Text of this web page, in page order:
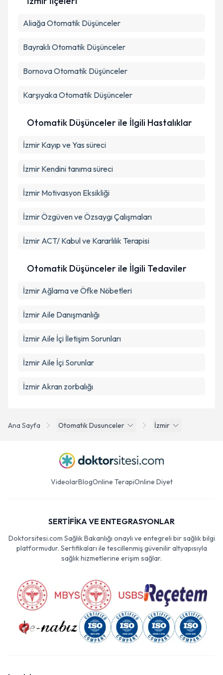
Ana Sayfa Otomatik Dusunceler İzmir
AliağaOtomatik Düşünceler
BayraklıOtomatik Düşünceler
BornovaOtomatik Düşünceler
KarşıyakaOtomatik Düşünceler
Otomatik Düşünceler ile İlgili Hastalıklar
İzmir Kayıp ve Yas süreci
İzmir Kendini tanıma süreci
İzmir Motivasyon Eksikliği
İzmir Özgüven ve Özsaygı Çalışmaları
İzmir ACT/ Kabul ve Kararlılık Terapisi
Otomatik Düşünceler ile İlgili Tedaviler
İzmir Ağlama ve Öfke Nöbetleri
İzmir Aile Danışmanlığı
İzmir Aile İçi İletişim Sorunları
İzmir Aile İçi Sorunlar
İzmir Akran zorbalığı
VideolarBlogOnline TerapiOnline Diyet
SERTİFİKA VE ENTEGRASYONLAR
Doktorsitesi.com Sağlık Bakanlığı onaylı ve entegreli bir sağlık bilgi
platformudur. Sertifikaları ile tescillenmiş güvenilir altyapısıyla
sağlık hizmetlerine erişim sağlar.